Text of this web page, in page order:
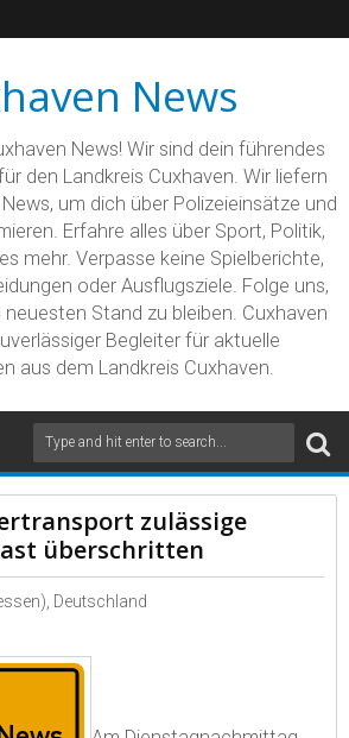
News
News! Wir sind dein führendes
den Landkreis Cuxhaven. Wir liefern
um dich über Polizeieinsätze und
Erfahre alles über Sport, Politik,
mehr. Verpasse keine Spielberichte,
oder Ausflugsziele. Folge uns,
Stand zu bleiben. Cuxhaven
Begleiter für aktuelle
aus dem Landkreis Cuxhaven.
zulässige
überschritten
Deutschland